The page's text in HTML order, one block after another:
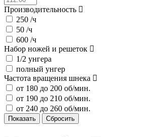
Производительность
250 /ч
50 /ч
600 /ч
Набор ножей и решеток
1/2 унгера
полный унгер
Частота вращения шнека
от 180 до 200 об/мин.
от 190 до 210 об/мин.
от 240 до 260 об/мин.